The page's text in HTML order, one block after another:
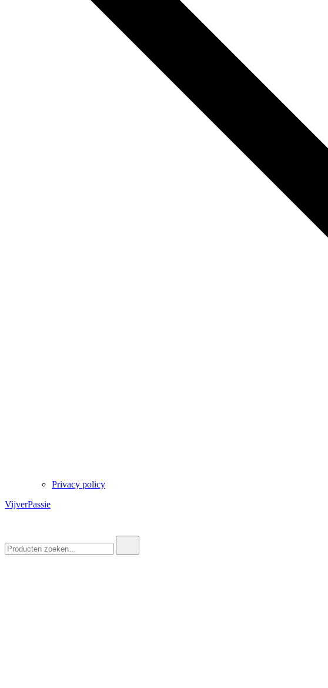
Privacy policy
VijverPassie
naar: